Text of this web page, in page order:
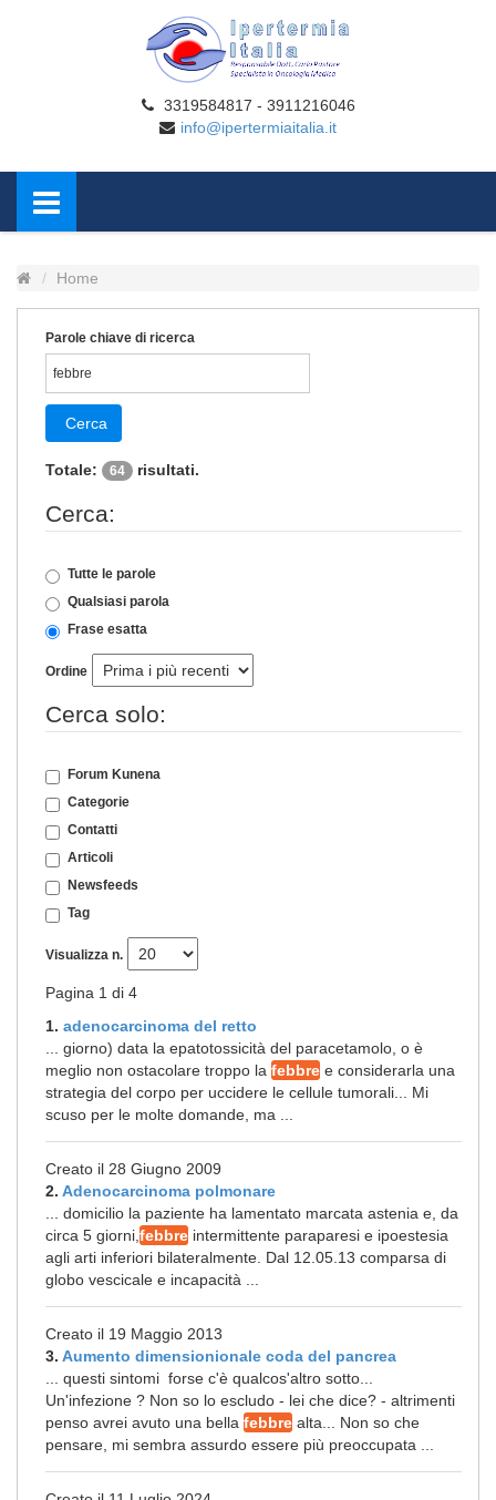
3319584817 - 3911216046
info@ipertermiaitalia.it
Home
Parole chiave di ricerca
Cerca
Totale: 64 risultati.
Cerca:
Tutte le parole
Qualsiasi parola
Frase esatta
Ordine
Cerca solo:
Forum Kunena
Categorie
Contatti
Articoli
Newsfeeds
Tag
Visualizza n.
Pagina 1 di 4
1. adenocarcinoma del retto
... giorno) data la epatotossicità del paracetamolo, o è
meglio non ostacolare troppo la febbre e considerarla una
strategia del corpo per uccidere le cellule tumorali... Mi
scuso per le molte domande, ma ...
Creato il 28 Giugno 2009
2. Adenocarcinoma polmonare
... domicilio la paziente ha lamentato marcata astenia e, da
circa 5 giorni, febbre intermittente paraparesi e ipoestesia
agli arti inferiori bilateralmente. Dal 12.05.13 comparsa di
globo vescicale e incapacità ...
Creato il 19 Maggio 2013
3. Aumento dimensionionale coda del pancrea
... questi sintomi forse c'è qualcos'altro sotto...
Un'infezione ? Non so lo escludo - lei che dice? - altrimenti
penso avrei avuto una bella febbre alta... Non so che
pensare, mi sembra assurdo essere più preoccupata ...